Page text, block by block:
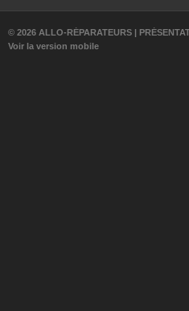
© 2026 ALLO-RÉPARATEURS |
Voir la version mobile